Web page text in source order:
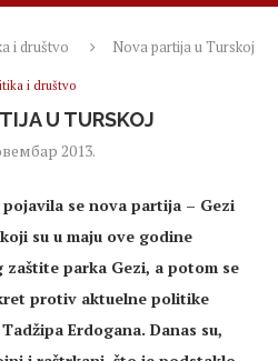
i društvo Nova partija u Turskoj
i društvo
U TURSKOJ
2013.
se nova partija – Gezi
su u maju ove godine
parka Gezi, a potom se
protiv aktuelne politike
Erdogana. Danas su,